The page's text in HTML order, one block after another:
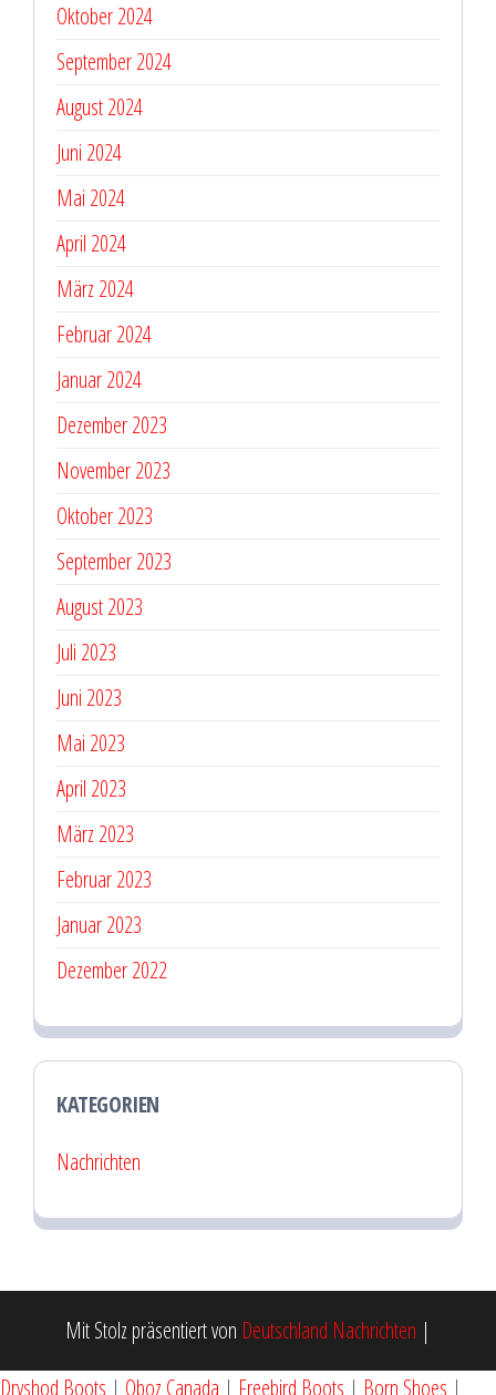
Oktober 2024
September 2024
August 2024
Juni 2024
Mai 2024
April 2024
März 2024
Februar 2024
Januar 2024
Dezember 2023
November 2023
Oktober 2023
September 2023
August 2023
Juli 2023
Juni 2023
Mai 2023
April 2023
März 2023
Februar 2023
Januar 2023
Dezember 2022
KATEGORIEN
Nachrichten
Mit Stolz präsentiert von Deutschland Nachrichten |
Dryshod Boots | Oboz Canada | Freebird Boots | Born Shoes |